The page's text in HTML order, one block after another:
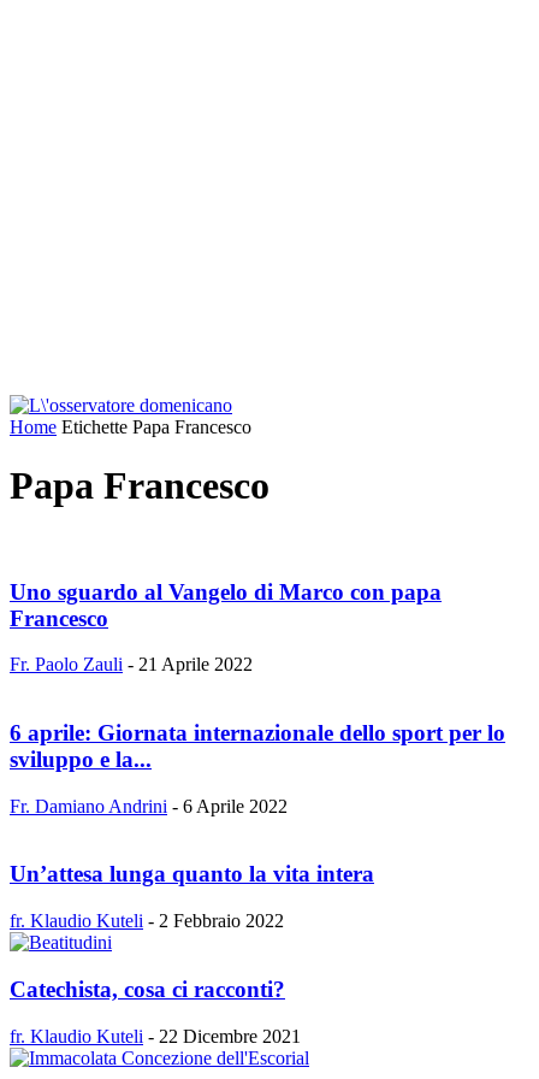
Home Etichette Papa Francesco
Papa Francesco
Uno sguardo al Vangelo di Marco con papa
Francesco
Fr. Paolo Zauli - 21 Aprile 2022
6 aprile: Giornata internazionale dello sport per lo
sviluppo e la...
Fr. Damiano Andrini - 6 Aprile 2022
Un’attesa lunga quanto la vita intera
fr. Klaudio Kuteli - 2 Febbraio 2022
Catechista, cosa ci racconti?
fr. Klaudio Kuteli - 22 Dicembre 2021